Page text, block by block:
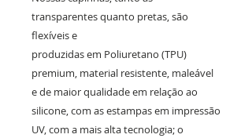
transparentes quanto pretas, são
flexíveis e
produzidas em Poliuretano (TPU)
premium, material resistente, maleável
e de maior qualidade em relação ao
silicone, com as estampas em impressão
UV, com a mais alta tecnologia; o